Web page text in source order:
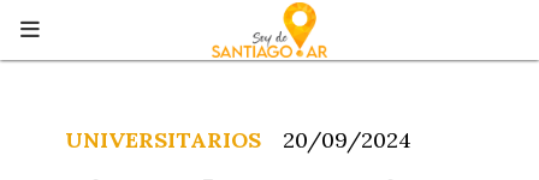
UNIVERSITARIOS 20/09/2024